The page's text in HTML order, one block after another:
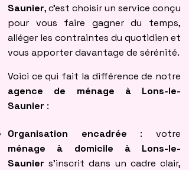
Saunier, c’est choisir un service conçu
pour vous faire gagner du temps,
alléger les contraintes du quotidien et
vous apporter davantage de sérénité.
Voici ce qui fait la différence de notre
agence de ménage à Lons-le-
Saunier :
Organisation encadrée : votre
ménage à domicile à Lons-le-
Saunier s’inscrit dans un cadre clair,